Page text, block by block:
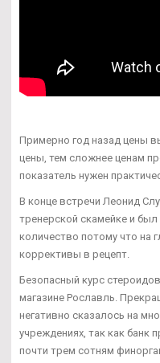
Примерно год назад цены
цены, тем сложнее ценам
показатель нужен
В конце встречи Леонид
тренерской скамейке и
количество потому что на
коррективы в рецепт.
Безопасный курс
магазине Рославль.
негативно сказалось на
учреждениях, так как банк
почти трем сотням